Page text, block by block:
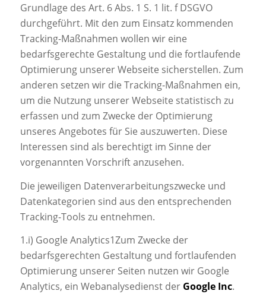
Grundlage des Art. 6 Abs. 1 S. 1 lit. f DSGVO
durchgeführt. Mit den zum Einsatz kommenden
Tracking-Maßnahmen wollen wir eine
bedarfsgerechte Gestaltung und die fortlaufende
Optimierung unserer Webseite sicherstellen. Zum
anderen setzen wir die Tracking-Maßnahmen ein,
um die Nutzung unserer Webseite statistisch zu
erfassen und zum Zwecke der Optimierung
unseres Angebotes für Sie auszuwerten. Diese
Interessen sind als berechtigt im Sinne der
vorgenannten Vorschrift anzusehen.
Die jeweiligen Datenverarbeitungszwecke und
Datenkategorien sind aus den entsprechenden
Tracking-Tools zu entnehmen.
1.i) Google Analytics1Zum Zwecke der
bedarfsgerechten Gestaltung und fortlaufenden
Optimierung unserer Seiten nutzen wir Google
Analytics, ein Webanalysedienst der Google Inc.